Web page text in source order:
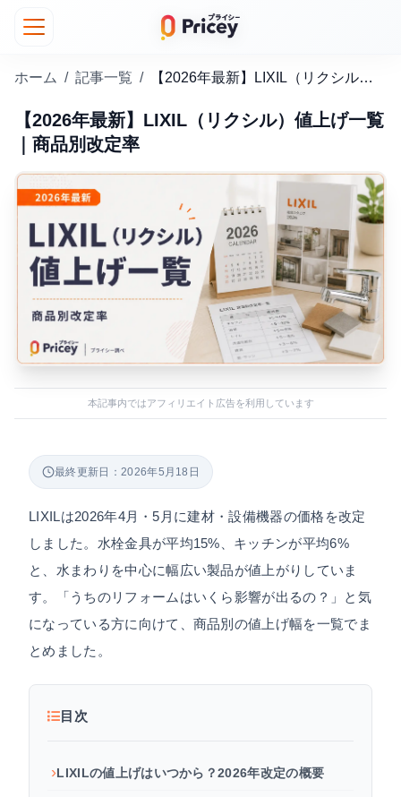
ホーム / 記事一覧 / 【2026年最新】LIXIL（リクシル）値上げ一覧｜商品別改定率
【2026年最新】LIXIL（リクシル）値上げ一覧
｜商品別改定率
本記事内ではアフィリエイト広告を利用しています
最終更新日：2026年5月18日
LIXILは2026年4月・5月に建材・設備機器の価格を改定
しました。水栓金具が平均15%、キッチンが平均6%
と、水まわりを中心に幅広い製品が値上がりしていま
す。「うちのリフォームはいくら影響が出るの？」と気
になっている方に向けて、商品別の値上げ幅を一覧でま
とめました。
目次
LIXILの値上げはいつから？2026年改定の概要